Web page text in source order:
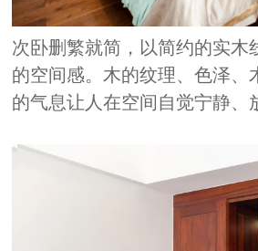
次卧删繁就简，以简约的实木
的空间感。木的纹理、色泽、
的气息让人在空间自觉宁静、